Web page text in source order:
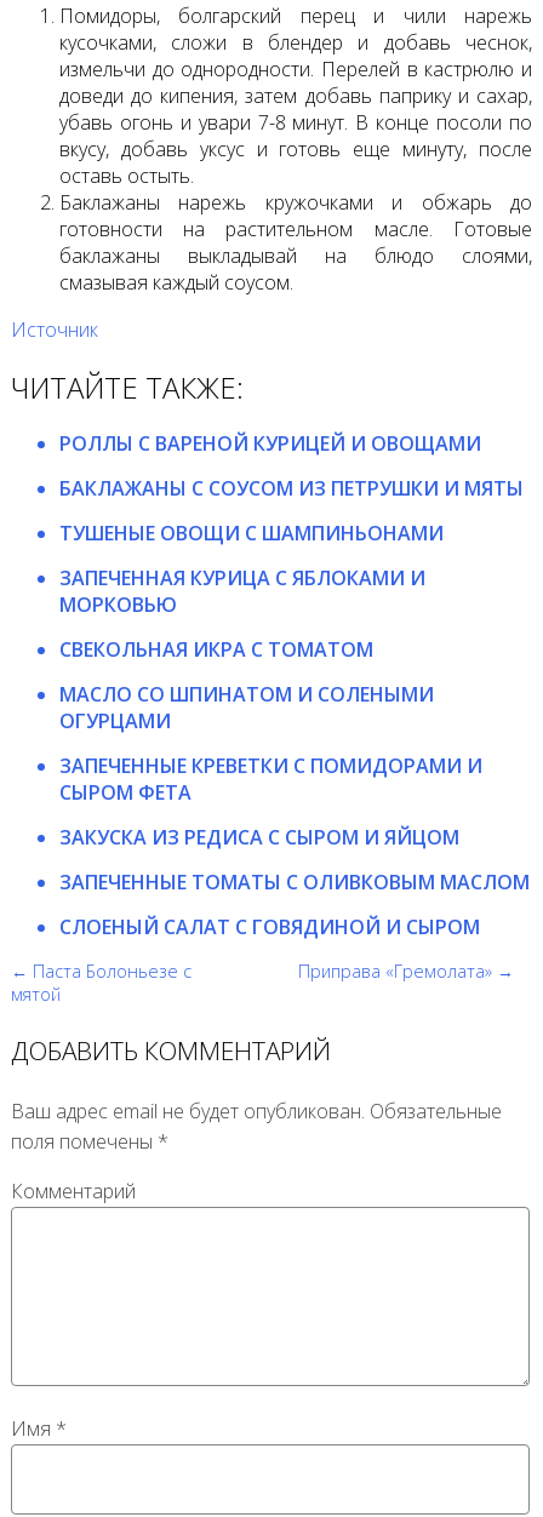
Помидоры, болгарский перец и чили нарежь
кусочками, сложи в блендер и добавь чеснок,
измельчи до однородности. Перелей в кастрюлю и
доведи до кипения, затем добавь паприку и сахар,
убавь огонь и увари 7-8 минут. В конце посоли по
вкусу, добавь уксус и готовь еще минуту, после
оставь остыть.
Баклажаны нарежь кружочками и обжарь до
готовности на растительном масле. Готовые
баклажаны выкладывай на блюдо слоями,
смазывая каждый соусом.
Источник
ЧИТАЙТЕ ТАКЖЕ:
РОЛЛЫ С ВАРЕНОЙ КУРИЦЕЙ И ОВОЩАМИ
БАКЛАЖАНЫ С СОУСОМ ИЗ ПЕТРУШКИ И МЯТЫ
ТУШЕНЫЕ ОВОЩИ С ШАМПИНЬОНАМИ
ЗАПЕЧЕННАЯ КУРИЦА С ЯБЛОКАМИ И
МОРКОВЬЮ
СВЕКОЛЬНАЯ ИКРА С ТОМАТОМ
МАСЛО СО ШПИНАТОМ И СОЛЕНЫМИ
ОГУРЦАМИ
ЗАПЕЧЕННЫЕ КРЕВЕТКИ С ПОМИДОРАМИ И
СЫРОМ ФЕТА
ЗАКУСКА ИЗ РЕДИСА С СЫРОМ И ЯЙЦОМ
ЗАПЕЧЕННЫЕ ТОМАТЫ С ОЛИВКОВЫМ МАСЛОМ
СЛОЕНЫЙ САЛАТ С ГОВЯДИНОЙ И СЫРОМ
← Паста Болоньезе с
мятой
Приправа «Гремолата» →
ДОБАВИТЬ КОММЕНТАРИЙ
Ваш адрес email не будет опубликован. Обязательные
поля помечены *
Комментарий
Имя *